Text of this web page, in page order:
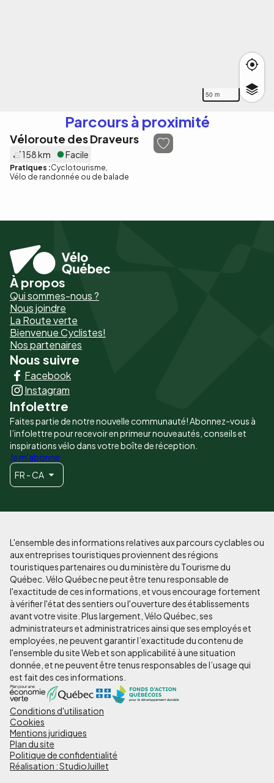
50 m
Parcours à proximité
Véloroute des Draveurs
158 km Facile
Pratiques :Cyclotourisme
Vélo de randonnée ou de balade
Pied
de
page
-
Liens
principaux
À propos
Qui sommes-nous ?
Nous joindre
La Route verte
Bienvenue Cyclistes!
Nos partenaires
Nous suivre
Facebook
Instagram
Infolettre
Faites partie de notre nouvelle communauté! Abonnez-vous à
l’infolettre pour recevoir en primeur nouveautés, conseils et
inspirations vélo dans votre boîte de réception.
Je m'abonne
FR - CA
L'ensemble des informations relatives aux parcours cyclables ou
aux entreprises touristiques proviennent des régions
touristiques partenaires ou du ministère du Tourisme du
Québec. Vélo Québec ne peut être tenu responsable de
l'exactitude de ces informations, et vous encourage fortement
à vérifier l'état des sentiers ou l'ouverture des établissements
avant votre visite. Plus largement, Vélo Québec, ses
administrateurs et administratrices ainsi que ses employés et
employées, ne peuvent garantir l’exactitude du contenu de
l'ensemble du site Web et son applicabilité à une situation
donnée, et ne peuvent être tenus responsables de l’usage qui
est fait des ces informations.
Pied
de
page
-
Conditions d'utilisation
Cookies
Mentions juridiques
Plan du site
Politique de confidentialité
Réalisation : StudioJuillet